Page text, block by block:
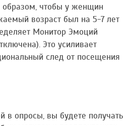
образом, чтобы у женщин
возраст был на 5-7 лет
Монитор Эмоций
Это усиливает
след от посещения
в опросы, вы будете получать